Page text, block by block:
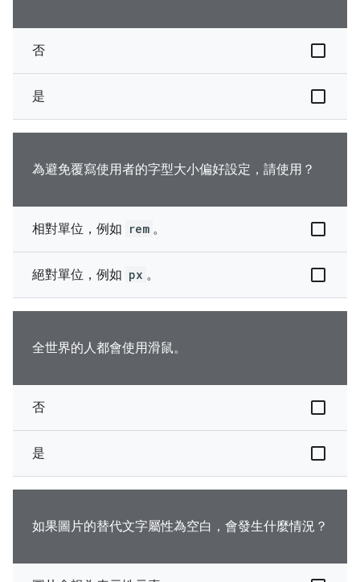
否
是
為避免覆寫使用者的字型大小偏好設定，請使用？
相對單位，例如 rem 。
絕對單位，例如 px 。
全世界的人都會使用滑鼠。
否
是
如果圖片的替代文字屬性為空白，會發生什麼情況？